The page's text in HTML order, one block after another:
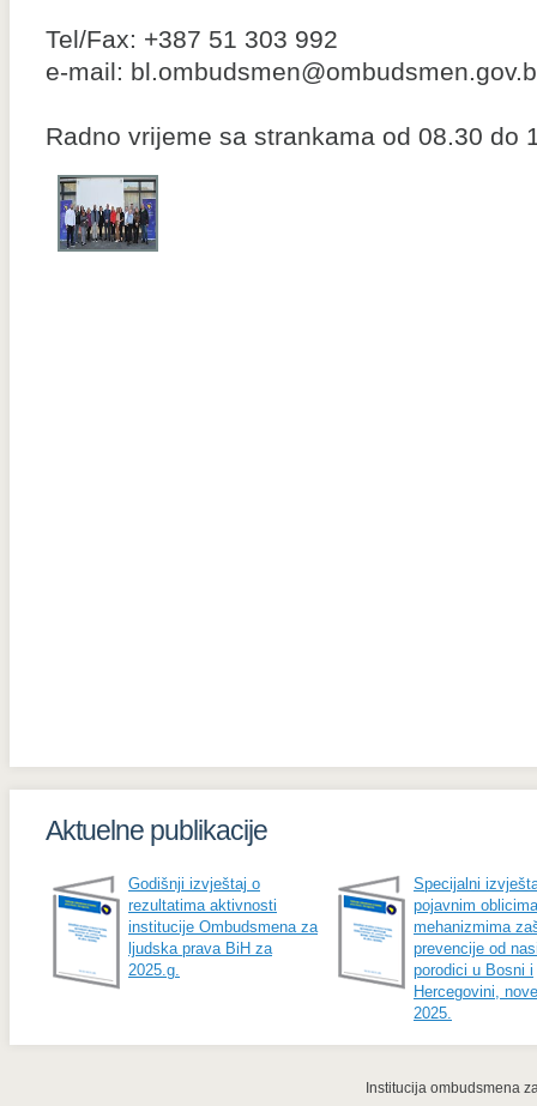
Tel/Fax: +387 51 303 992
e-mail:
Radno vrijeme sa strankama od 08.30 do
Aktuelne publikacije
Godišnji izvještaj o
rezultatima aktivnosti
institucije Ombudsmena za
ljudska prava BiH za
2025.g.
Specijalni
pojavnim
mehanizmima
prevencije od
porodici u Bosni i
Hercegovini,
2025.
Institucija ombudsmena